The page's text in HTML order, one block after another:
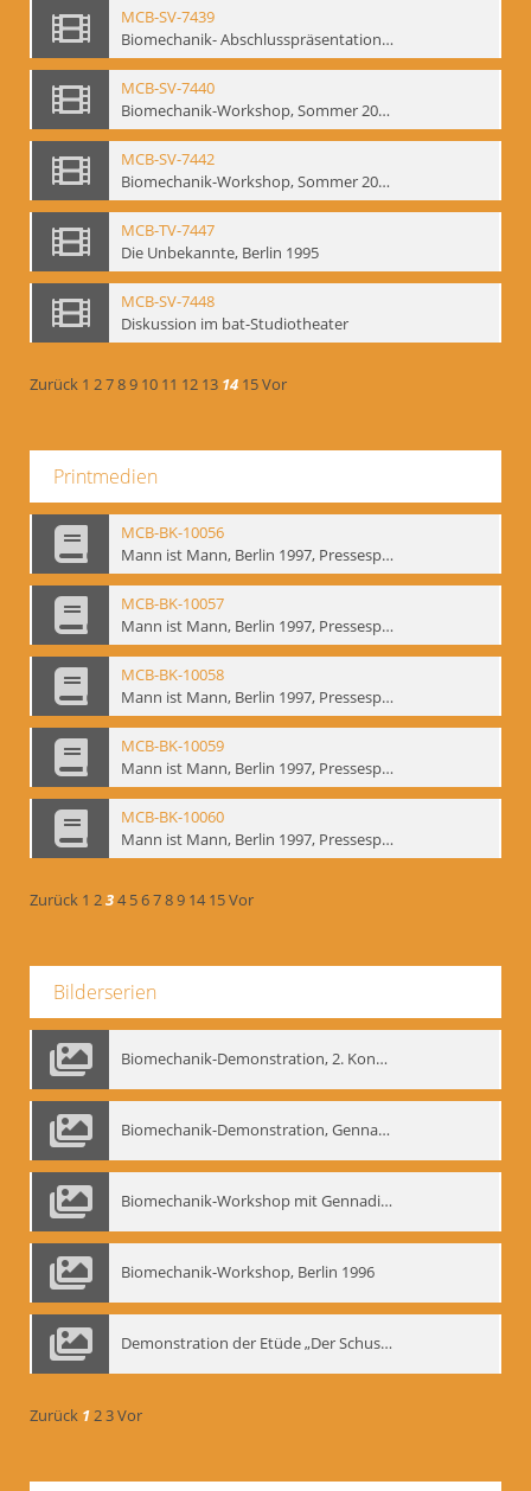
MCB-SV-7439
Biomechanik- Abschlusspräsentation des Workshops Sommer 2001
MCB-SV-7440
Biomechanik-Workshop, Sommer 2002
MCB-SV-7442
Biomechanik-Workshop, Sommer 2003
MCB-TV-7447
Die Unbekannte, Berlin 1995
MCB-SV-7448
Diskussion im bat-Studiotheater
Zurück 1 2789 10 11 12 13 14 15Vor
Printmedien
MCB-BK-10056
Mann ist Mann, Berlin 1997, Pressespiegel - interne Signatur: BM-prt-262-4
MCB-BK-10057
Mann ist Mann, Berlin 1997, Pressespiegel - interne Signatur: BM-prt-262-5
MCB-BK-10058
Mann ist Mann, Berlin 1997, Pressespiegel - interne Signatur: BM-prt-262-6
MCB-BK-10059
Mann ist Mann, Berlin 1997, Pressespiegel - interne Signatur: BM-prt-262-7
MCB-BK-10060
Mann ist Mann, Berlin 1997, Pressespiegel - interne Signatur: BM-prt-262-8
Zurück 1 234 56789 14 15Vor
Bilderserien
Biomechanik-Demonstration, 2. Kongress der EMF, Mai 1995
Biomechanik-Demonstration, Gennadij Bogdanow im Berliner Ensemble, 04.10.1991
Biomechanik-Workshop mit Gennadij Nikolajewitsch Bogdanow im Mime Centrum Berlin, 1991
Biomechanik-Workshop, Berlin 1996
Demonstration der Etüde „Der Schuss mit dem Bogen“ durch Gennadij Nikolajewitsch Bogdanow, Berlin 1991
Zurück 123Vor